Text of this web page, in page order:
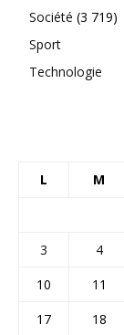
Société (3 719)
Sport
Technologie
L M
3
4
10
11
17
18